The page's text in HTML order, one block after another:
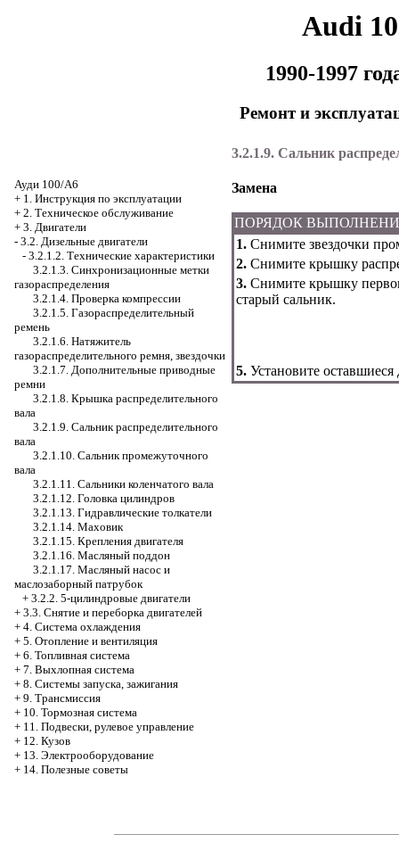
Audi
1990-1997
Ремонт и
Ауди 100/А6
+ 1. Инструкция по эксплуатации
+ 2. Техническое обслуживание
+ 3. Двигатели
- 3.2. Дизельные двигатели
- 3.2.1.2. Технические характеристики
3.2.1.3. Синхронизационные метки
газораспределения
3.2.1.4. Проверка компрессии
3.2.1.5. Газораспределительный
ремень
3.2.1.6. Натяжитель
газораспределительного ремня, звездочки
3.2.1.7. Дополнительные приводные
ремни
3.2.1.8. Крышка распределительного
вала
3.2.1.9. Сальник распределительного
вала
3.2.1.10. Сальник промежуточного
вала
3.2.1.11. Сальники коленчатого вала
3.2.1.12. Головка цилиндров
3.2.1.13. Гидравлические толкатели
3.2.1.14. Маховик
3.2.1.15. Крепления двигателя
3.2.1.16. Масляный поддон
3.2.1.17. Масляный насос и
маслозаборный патрубок
+ 3.2.2. 5-цилиндровые двигатели
+ 3.3. Снятие и переборка двигателей
+ 4. Система охлаждения
+ 5. Отопление и вентиляция
+ 6. Топливная система
+ 7. Выхлопная система
+ 8. Системы запуска, зажигания
+ 9. Трансмиссия
+ 10. Тормозная система
+ 11. Подвески, рулевое управление
+ 12. Кузов
+ 13. Электрооборудование
+ 14. Полезные советы
3.2.1.9. Сальник
Замена
ПОРЯДОК
1. Снимите звездочки
2. Снимите крышку
3. Снимите крышку
старый сальник.
5. Установите оставшиеся